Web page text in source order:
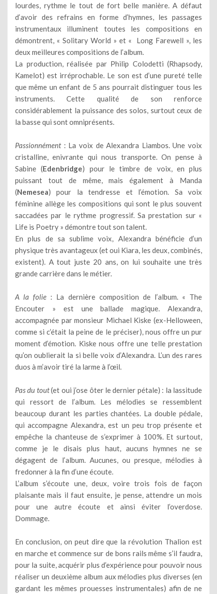
lourdes, rythme le tout de fort belle manière. A défaut
d’avoir des refrains en forme d’hymnes, les passages
instrumentaux illuminent toutes les compositions en
démontrent, « Solitary World » et « Long Farewell », les
deux meilleures compositions de l’album.
La production, réalisée par Philip Colodetti (Rhapsody,
Kamelot) est irréprochable. Le son est d’une pureté telle
que même un enfant de 5 ans pourrait distinguer tous les
instruments. Cette qualité de son renforce
considérablement la puissance des solos, surtout ceux de
la basse qui sont omniprésents.
Passionnément : La voix de Alexandra Liambos. Une voix
cristalline, enivrante qui nous transporte. On pense à
Sabine (Edenbridge) pour le timbre de voix, en plus
puissant tout de même, mais également à Manda
(Nemesea) pour la tendresse et l’émotion. Sa voix
féminine allège les compositions qui sont le plus souvent
saccadées par le rythme progressif. Sa prestation sur «
Life is Poetry » démontre tout son talent.
En plus de sa sublime voix, Alexandra bénéficie d’un
physique très avantageux (et oui Kiara, les deux, combinés,
existent). A tout juste 20 ans, on lui souhaite une très
grande carrière dans le métier.
A la folie : La dernière composition de l’album. « The
Encouter » est une ballade magique. Alexandra,
accompagnée par monsieur Michael Kiske (ex-Helloween,
comme si c’était la peine de le préciser), nous offre un pur
moment d’émotion. Kiske nous offre une telle prestation
qu’on oublierait la si belle voix d’Alexandra. L’un des rares
duos à m’avoir tiré la larme à l’œil.
Pas du tout(et oui j’ose ôter le dernier pétale) : la lassitude
qui ressort de l’album. Les mélodies se ressemblent
beaucoup durant les parties chantées. La double pédale,
qui accompagne Alexandra, est un peu trop présente et
empêche la chanteuse de s’exprimer à 100%. Et surtout,
comme je le disais plus haut, aucuns hymnes ne se
dégagent de l’album. Aucunes, ou presque, mélodies à
fredonner à la fin d’une écoute.
L’album s’écoute une, deux, voire trois fois de façon
plaisante mais il faut ensuite, je pense, attendre un mois
pour une autre écoute et ainsi éviter l’overdose.
Dommage.
En conclusion, on peut dire que la révolution Thalion est
en marche et commence sur de bons rails même s’il faudra,
pour la suite, acquérir plus d’expérience pour pouvoir nous
réaliser un deuxième album aux mélodies plus diverses (en
gardant les mêmes prouesses instrumentales) afin de ne